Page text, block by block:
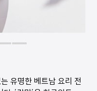
유명한 베트남 요리 전